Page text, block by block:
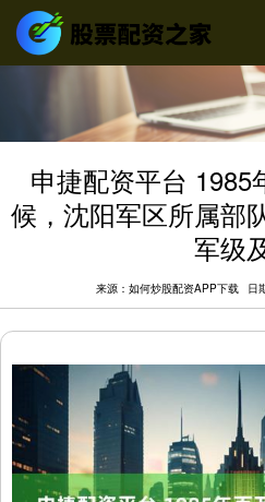
申捷配资平台 1985
候，沈阳军区所属部
军级
来源：如何炒股配资APP下载 日